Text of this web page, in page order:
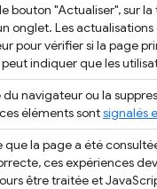
bouton "Actualiser", sur
onglet. Les
pour vérifier si la page
indiquer que les
navigateur ou la
éléments sontsignalés
la page a été
ces expériences
être traitée et